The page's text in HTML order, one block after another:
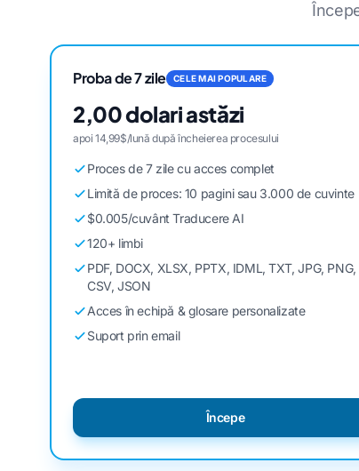
Proba de 7 zile CELE MAI POPULARE
2,00 dolari astăzi
apoi 14,99$/lună după încheierea procesului
Proces de 7 zile cu acces complet
Limită de proces: 10 pagini sau 3.000 de cuvinte
$0.005/cuvânt Traducere AI
120+ limbi
PDF, DOCX, XLSX, PPTX, IDML, TXT, JPG, PNG,
CSV, JSON
Acces în echipă & glosare personalizate
Suport prin email
Începe